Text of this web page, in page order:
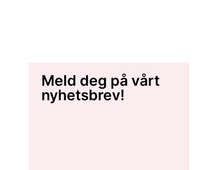
Meld deg på vårt
nyhetsbrev!